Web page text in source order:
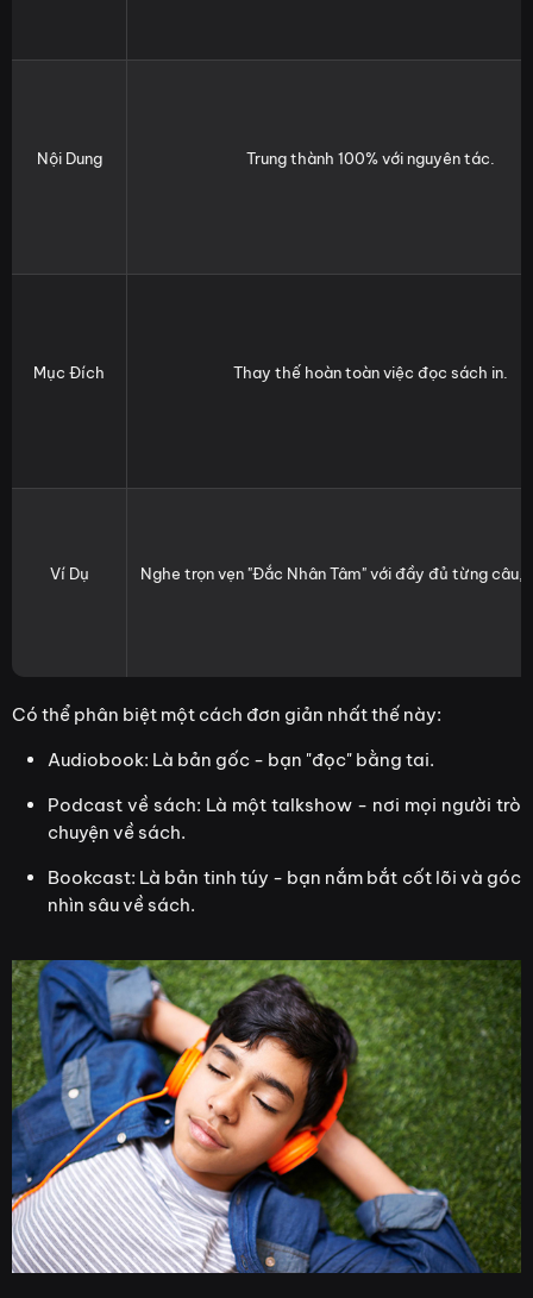
Nội Dung Trung thành 100% với nguyên tác.
Mục Đích Thay thế hoàn toàn việc đọc sách in.
Ví Dụ Nghe trọn vẹn "Đắc Nhân Tâm" với đầy đủ từng câu,
Có thể phân biệt một cách đơn giản nhất thế này:
Audiobook: Là bản gốc - bạn "đọc" bằng tai.
Podcast về sách: Là một talkshow - nơi mọi người trò
chuyện về sách.
Bookcast: Là bản tinh túy - bạn nắm bắt cốt lõi và góc
nhìn sâu về sách.